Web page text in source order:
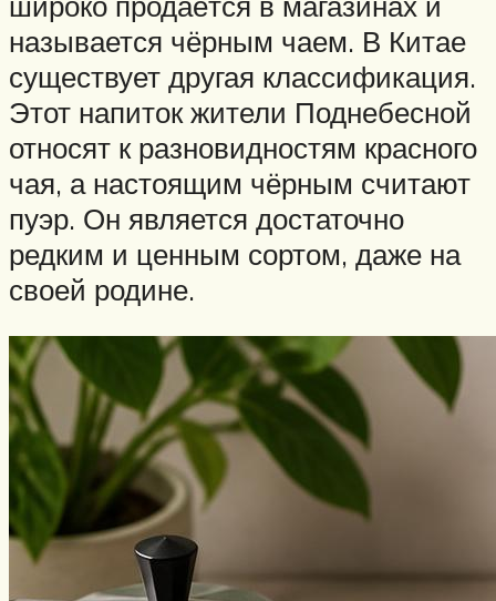
называется чёрным чаем. В Китае
существует другая классификация.
Этот напиток жители Поднебесной
относят к разновидностям красного
чая, а настоящим чёрным считают
пуэр. Он является достаточно
редким и ценным сортом, даже на
своей родине.